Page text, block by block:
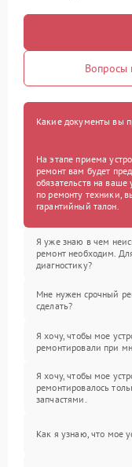
Вопросы
Какие документы вы
На этапе приема
ремонт вам будет
обязательств на ваше
по ремонту техники,
гарантийный талон.
Я уже знаю в чем
ремонт необходим.
диагностику?
Мне нужен срочный
сделать?
Я хочу, чтобы мое
ремонтировали при
Я хочу, чтобы мое
ремонтировалось
запчастями.
Как я узнаю, что мое